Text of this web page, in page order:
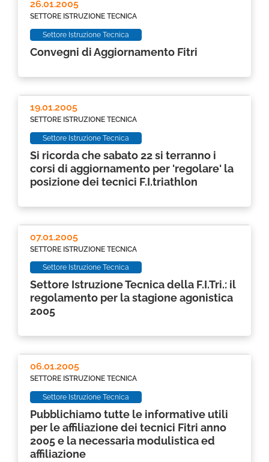
Convegni di Aggiornamento Fitri
SETTORE ISTRUZIONE TECNICA
26.01.2005
Settore Istruzione Tecnica
Si ricorda che sabato 22 si terranno i
corsi di aggiornamento per 'regolare' la
posizione dei tecnici F.I.triathlon
SETTORE ISTRUZIONE TECNICA
19.01.2005
Settore Istruzione Tecnica
Settore Istruzione Tecnica della F.I.Tri.: il
regolamento per la stagione agonistica
2005
SETTORE ISTRUZIONE TECNICA
07.01.2005
Settore Istruzione Tecnica
Pubblichiamo tutte le informative utili
per le affiliazione dei tecnici Fitri anno
2005 e la necessaria modulistica ed
affiliazione
SETTORE ISTRUZIONE TECNICA
06.01.2005
Settore Istruzione Tecnica